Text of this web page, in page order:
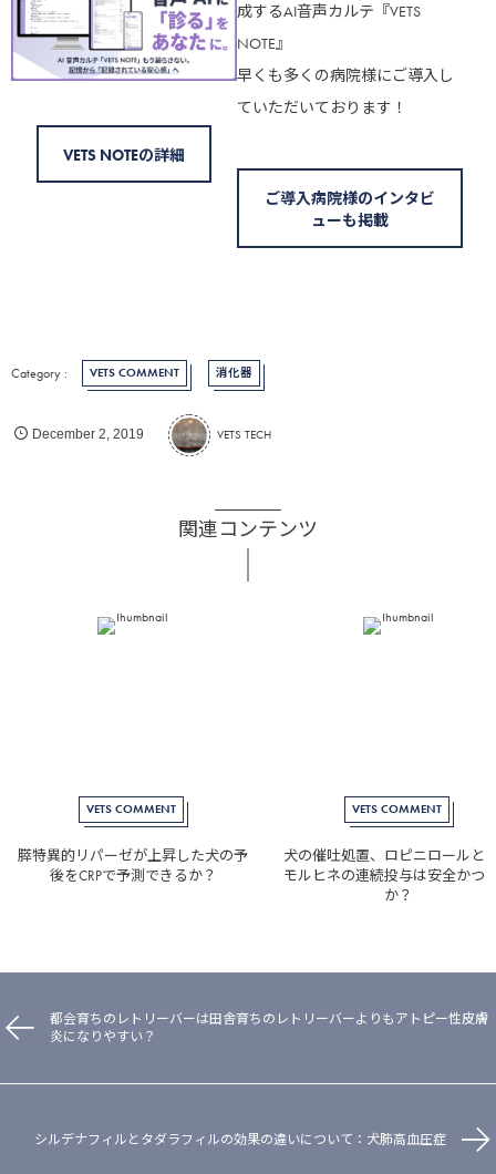
VETS NOTEの詳細
成するAI音声カルテ『VETS
NOTE』
早くも多くの病院様にご導入し
ていただいております！
ご導入病院様のインタビ
ューも掲載
VETS COMMENT 消化器
December 2 ,2019 VETS TECH
関連コンテンツ
VETS COMMENT
膵特異的リパーゼが上昇した犬の予
後をCRPで予測できるか？
VETS COMMENT
犬の催吐処置、ロピニロールと
モルヒネの連続投与は安全かつ
か？
都会育ちのレトリーバーは田舎育ちのレトリーバーよりもアトピー性皮膚
炎になりやすい？
シルデナフィルとタダラフィルの効果の違いについて：犬肺高血圧症